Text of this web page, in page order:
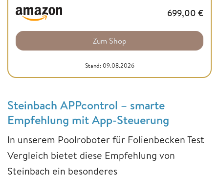
699,00 €
Zum Shop
Stand: 09.08.2026
Steinbach APPcontrol – smarte
Empfehlung mit App-Steuerung
In unserem Poolroboter für Folienbecken Test
Vergleich bietet diese Empfehlung von
Steinbach ein besonderes